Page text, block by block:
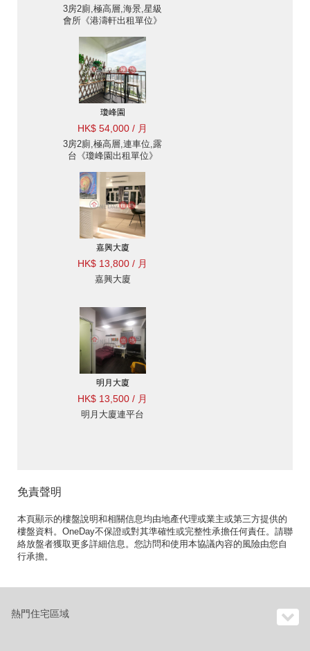
3房2廁,極高層,海景,星級
會所《港濤軒出租單位》
瓊峰園
HK$ 54,000 / 月
3房2廁,極高層,連車位,露
台《瓊峰園出租單位》
嘉興大廈
HK$ 13,800 / 月
嘉興大廈
明月大廈
HK$ 13,500 / 月
明月大廈連平台
免責聲明
本頁顯示的樓盤說明和相關信息均由地產代理或業主或第三方提供的
樓盤資料。OneDay不保證或對其準確性或完整性承擔任何責任。請聯
絡放盤者獲取更多詳細信息。您訪問和使用本協議內容的風險由您自
行承擔。
熱門住宅區域